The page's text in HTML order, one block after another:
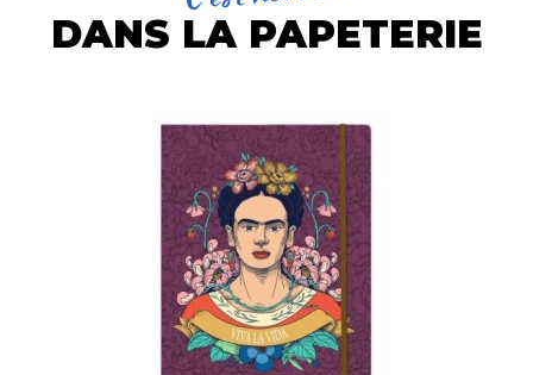
DANS LA PAPETERIE